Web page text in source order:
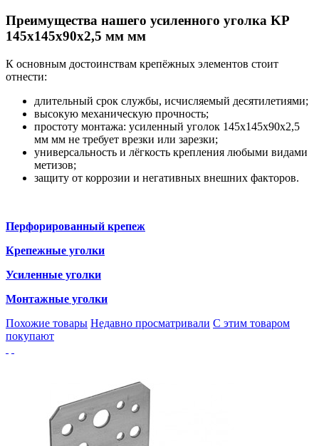
Преимущества нашего усиленного уголка KP
145х145х90х2,5 мм мм
К основным достоинствам крепёжных элементов стоит
отнести:
длительный срок службы, исчисляемый десятилетиями;
высокую механическую прочность;
простоту монтажа: усиленный уголок 145х145х90х2,5
мм мм не требует врезки или зарезки;
универсальность и лёгкость крепления любыми видами
метизов;
защиту от коррозии и негативных внешних факторов.
Перфорированный крепеж
Крепежные уголки
Усиленные уголки
Монтажные уголки
Похожие товары Недавно просматривали С этим товаром
покупают